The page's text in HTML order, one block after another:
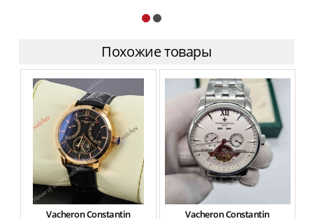
Похожие товары
Vacheron Constantin
Vacheron Constantin